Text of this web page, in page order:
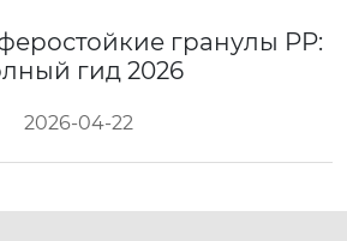
гранулы PP:
гид 2026
2026-04-22